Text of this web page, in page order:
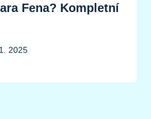
Fena? Kompletní
2025